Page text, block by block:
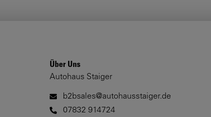
Über Uns
Autohaus Staiger
b2bsales@autohausstaiger.de
07832 914724